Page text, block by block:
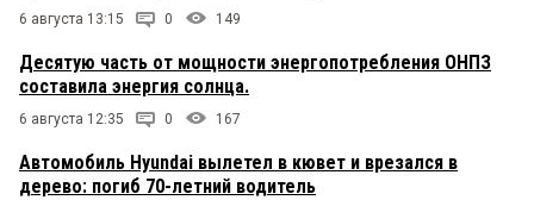
6 августа 13:15 0 149
Десятую часть от мощности энергопотребления ОНПЗ
составила энергия солнца.
6 августа 12:35 0 167
Автомобиль Hyundai вылетел в кювет и врезался в
дерево: погиб 70-летний водитель